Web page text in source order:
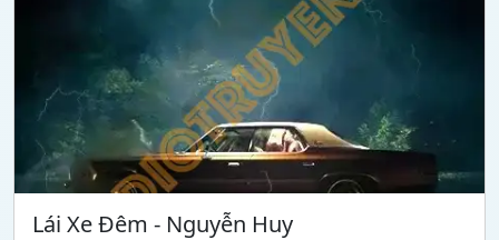
Lái Xe Đêm - Nguyễn Huy